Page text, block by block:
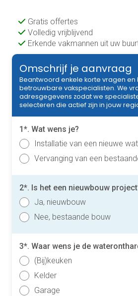
Gratis offertes
Volledig vrijblijvend
Erkende vakmannen uit uw
Omschrijf je aanvraag
Beantwoord enkele korte vragen en
betrouwbare vakspecialisten. We
adresgegevens zodat we
selecteren die actief zijn in jouw
1*. Wat wens je?
Installatie van een nieuwe
Vervanging van een
2*. Is het een nieuwbouw
Ja, nieuwbouw
Nee, bestaande bouw
3*. Waar wens je de
(Bij)keuken
Kelder
Garage